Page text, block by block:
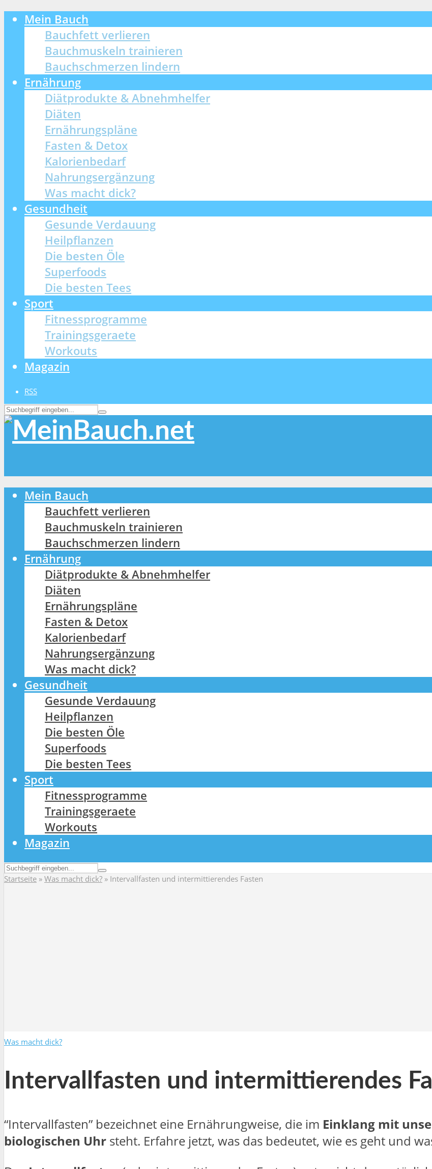
Mein Bauch
Bauchfett verlieren
Bauchmuskeln trainieren
Bauchschmerzen lindern
Ernährung
Diätprodukte & Abnehmhelfer
Diäten
Ernährungspläne
Fasten & Detox
Kalorienbedarf
Nahrungsergänzung
Was macht dick?
Gesundheit
Gesunde Verdauung
Heilpflanzen
Die besten Öle
Superfoods
Die besten Tees
Sport
Fitnessprogramme
Trainingsgeraete
Workouts
Magazin
RSS
Mein Bauch
Bauchfett verlieren
Bauchmuskeln trainieren
Bauchschmerzen lindern
Ernährung
Diätprodukte & Abnehmhelfer
Diäten
Ernährungspläne
Fasten & Detox
Kalorienbedarf
Nahrungsergänzung
Was macht dick?
Gesundheit
Gesunde Verdauung
Heilpflanzen
Die besten Öle
Superfoods
Die besten Tees
Sport
Fitnessprogramme
Trainingsgeraete
Workouts
Magazin
Startseite » Was macht dick? » Intervallfasten und intermittierendes Fasten
Was macht dick?
Intervallfasten und intermittierendes
“Intervallfasten” bezeichnet eine Ernährungweise, die im Einklang mit
biologischen Uhr steht. Erfahre jetzt, was das bedeutet, wie es geht und